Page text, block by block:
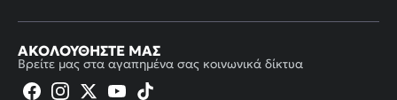
ΑΚΟΛΟΥΘΉΣΤΕ ΜΑΣ
Βρείτε μας στα αγαπημένα σας κοινωνικά δίκτυα